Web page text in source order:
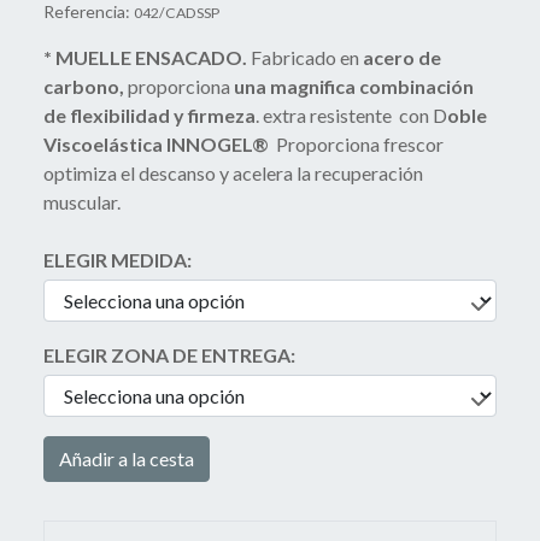
Referencia: 042/CADSSP
* MUELLE ENSACADO. Fabricado en acero de
carbono, proporciona una magnifica combinación
de flexibilidad y firmeza. extra resistente con Doble
Viscoelástica INNOGEL® Proporciona frescor
optimiza el descanso y acelera la recuperación
muscular.
ELEGIR MEDIDA:
ELEGIR ZONA DE ENTREGA:
Añadir a la cesta